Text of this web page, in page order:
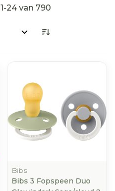
1-24van 790
Bibs
Bibs 3 Fopspeen Duo